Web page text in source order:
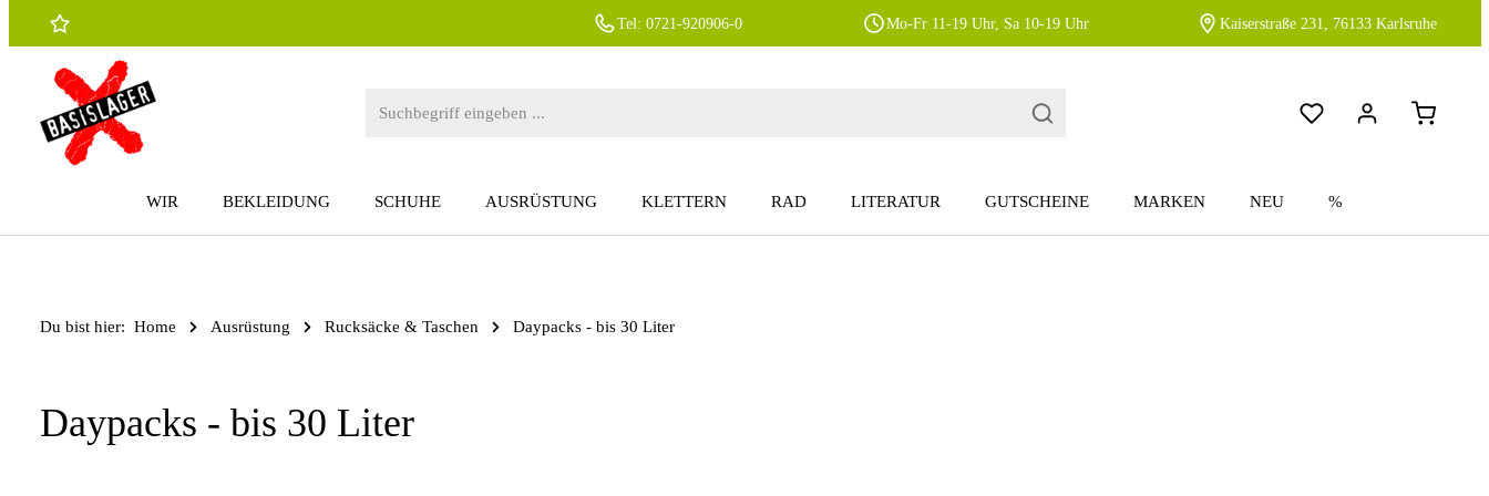
Hauptinhalt springen
Zur Suche springen
Zur Hauptnavigation springen Tel: 0721-920906-0 Mo-Fr 11-19 Uhr, Sa 10-19 Uhr Kaiserstraße 231, 76133 Karlsruhe
WIR BEKLEIDUNG SCHUHE AUSRÜSTUNG KLETTERN RAD LITERATUR GUTSCHEINE MARKEN NEU %
Du bist hier: Home Ausrüstung Rucksäcke & Taschen Daypacks - bis 30 Liter
Daypacks - bis 30 Liter